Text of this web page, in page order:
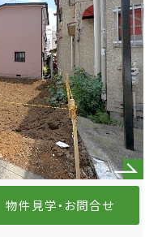
物件見学・お問合せ